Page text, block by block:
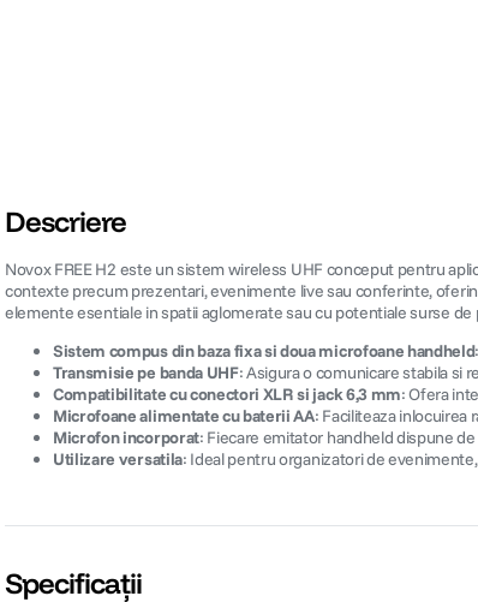
Descriere
Novox FREE H2 este un sistem wireless UHF conceput pentru
contexte precum prezentari, evenimente live sau conferinte,
elemente esentiale in spatii aglomerate sau cu potentiale surse de
Sistem compus din baza fixa si doua microfoane handheld
Transmisie pe banda UHF: Asigura o comunicare stabila si
Compatibilitate cu conectori XLR si jack 6,3 mm: Ofera
Microfoane alimentate cu baterii AA: Faciliteaza inlocuirea
Microfon incorporat: Fiecare emitator handheld dispune
Utilizare versatila: Ideal pentru organizatori de
Specificații